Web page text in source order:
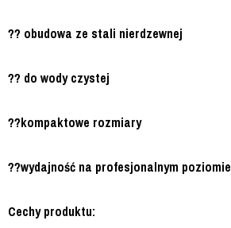
?? obudowa ze stali nierdzewnej
?? do wody czystej
??kompaktowe rozmiary
??wydajność na profesjonalnym poziomie
Cechy produktu: